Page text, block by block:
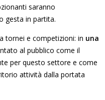
saranno
gesta in partita.
tornei e competizioni: in una
al pubblico come il
per questo settore e come
attività dalla portata